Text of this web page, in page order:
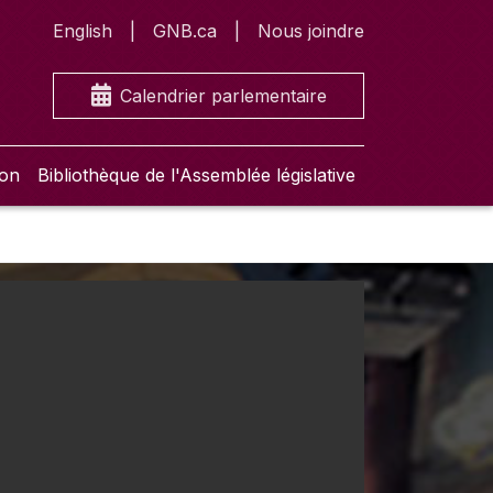
English GNB.ca Nous joindre
Calendrier parlementaire
Bibliothèque de l'Assemblée législative